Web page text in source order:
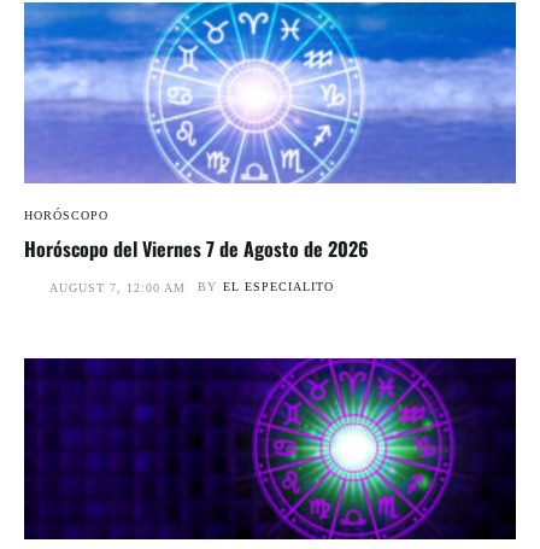
HORÓSCOPO
Horóscopo del Viernes 7 de Agosto de 2026
AUGUST 7, 12:00 AM BY EL ESPECIALITO